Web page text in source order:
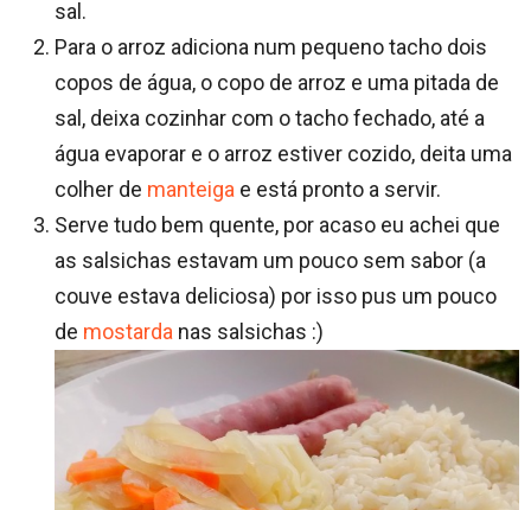
sal.
Para o arroz adiciona num pequeno tacho dois
copos de água, o copo de arroz e uma pitada de
sal, deixa cozinhar com o tacho fechado, até a
água evaporar e o arroz estiver cozido, deita uma
colher de manteiga e está pronto a servir.
Serve tudo bem quente, por acaso eu achei que
as salsichas estavam um pouco sem sabor (a
couve estava deliciosa) por isso pus um pouco
de mostarda nas salsichas :)